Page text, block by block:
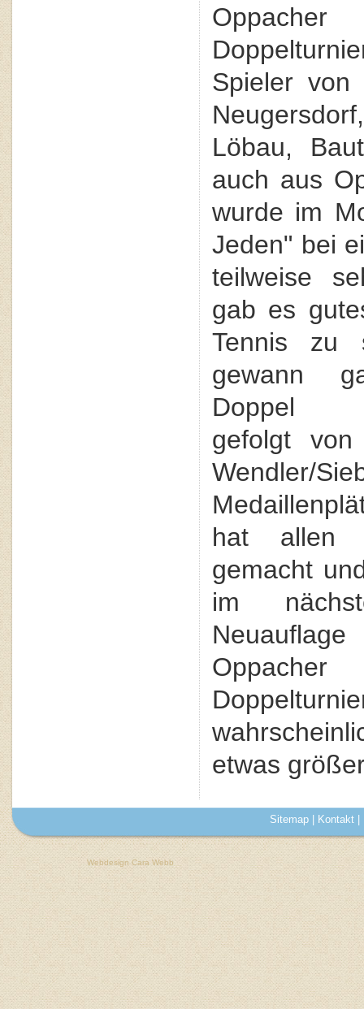
Spieler von
Löbau,
auch aus
wurde im
Jeden" bei
teilweise
gab es
Tennis zu
gewann
Doppel
gefolgt von
Wendler/
hat allen
gemacht
im
etwas
Sitemap| Kontakt|
Webdesign Cara Webb